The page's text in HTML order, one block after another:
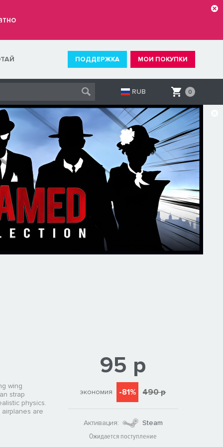
ПОДДЕРЖКА МОИ ПОКУПКИ
RUB 0
wing
strap
physics.
are
95 р
экономия -81% 490 р
Активация:
Steam
Ожидается поступление